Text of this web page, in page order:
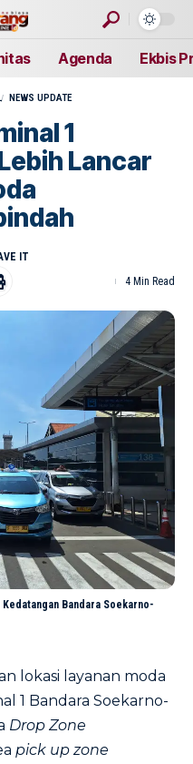
Agenda Ekbis
NEWS UPDATE
1
Lancar
4 Min Read
Bandara Soekarno-
lokasi layanan moda
1 Bandara Soekarno-
Drop Zone
pick up zone